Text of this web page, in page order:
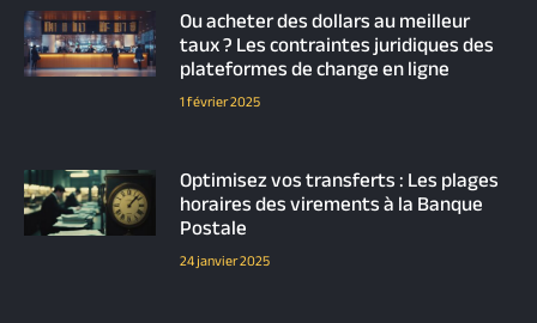
Ou acheter des dollars au meilleur
taux ? Les contraintes juridiques des
plateformes de change en ligne
1 février 2025
Optimisez vos transferts : Les plages
horaires des virements à la Banque
Postale
24 janvier 2025